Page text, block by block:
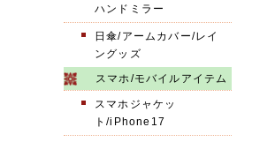
ハンドミラー
日傘/アームカバー/レイ
ングッズ
スマホ/モバイルアイテム
スマホジャケッ
ト/iPhone17